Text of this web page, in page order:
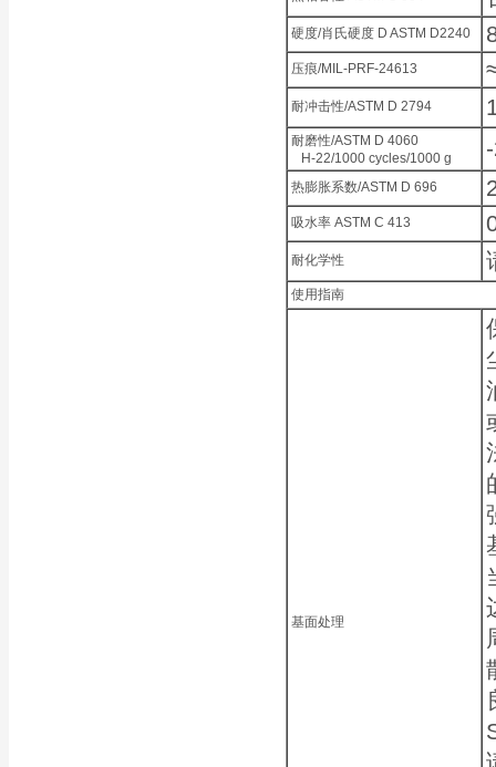
硬度/肖氏硬度 D ASTM D2240
压痕/MIL-PRF-24613
耐冲击性/ASTM D 2794
耐磨性/ASTM D 4060
H-22/1000 cycles/1000 g
热膨胀系数/ASTM D 696
吸水率 ASTM C 413
耐化学性
使用指南
基面处理